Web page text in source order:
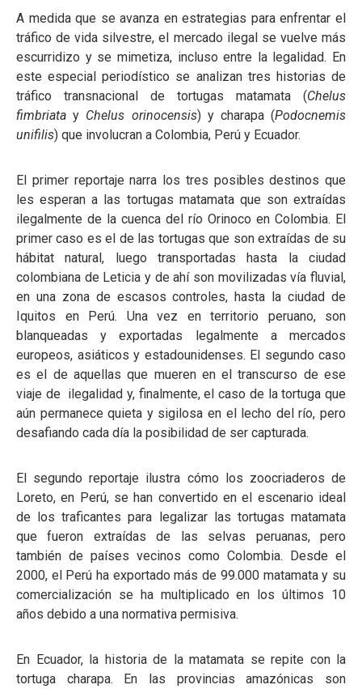
A medida que se avanza en estrategias para enfrentar el
tráfico de vida silvestre, el mercado ilegal se vuelve más
escurridizo y se mimetiza, incluso entre la legalidad. En
este especial periodístico se analizan tres historias de
tráfico transnacional de tortugas matamata (Chelus
fimbriata y Chelus orinocensis) y charapa (Podocnemis
unifilis) que involucran a Colombia, Perú y Ecuador.
El primer reportaje narra los tres posibles destinos que
les esperan a las tortugas matamata que son extraídas
ilegalmente de la cuenca del río Orinoco en Colombia. El
primer caso es el de las tortugas que son extraídas de su
hábitat natural, luego transportadas hasta la ciudad
colombiana de Leticia y de ahí son movilizadas vía fluvial,
en una zona de escasos controles, hasta la ciudad de
Iquitos en Perú. Una vez en territorio peruano, son
blanqueadas y exportadas legalmente a mercados
europeos, asiáticos y estadounidenses. El segundo caso
es el de aquellas que mueren en el transcurso de ese
viaje de ilegalidad y, finalmente, el caso de la tortuga que
aún permanece quieta y sigilosa en el lecho del río, pero
desafiando cada día la posibilidad de ser capturada.
El segundo reportaje ilustra cómo los zoocriaderos de
Loreto, en Perú, se han convertido en el escenario ideal
de los traficantes para legalizar las tortugas matamata
que fueron extraídas de las selvas peruanas, pero
también de países vecinos como Colombia. Desde el
2000, el Perú ha exportado más de 99.000 matamata y su
comercialización se ha multiplicado en los últimos 10
años debido a una normativa permisiva.
En Ecuador, la historia de la matamata se repite con la
tortuga charapa. En las provincias amazónicas son